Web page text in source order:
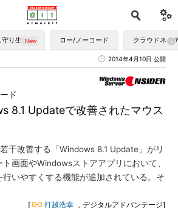
り生かす ロー/ノーコード クラウドネイ
2014年4月10日 公開
8.1 Updateで改善されたマウス
ド
干改善する「Windows 8.1 Update」がリ
画面やWindowsストアアプリにおいて、
いやすくする機能が追加されている。そ
[ 打越浩幸 ，デジタルアドバンテージ]